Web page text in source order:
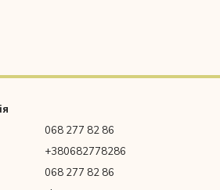
068 277 82 86
+380682778286
068 277 82 86